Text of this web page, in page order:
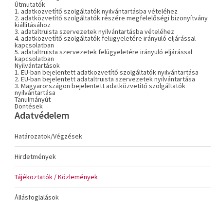
Útmutatók
1. adatközvetítő szolgáltatók nyilvántartásba vételéhez
2. adatközvetítő szolgáltatók részére megfelelőségi bizonyítvány
kiállításához
3. adataltruista szervezetek nyilvántartásba vételéhez
4. adatközvetítő szolgáltatók felügyeletére irányuló eljárással
kapcsolatban
5. adataltruista szervezetek felügyeletére irányuló eljárással
kapcsolatban
Nyilvántartások
1. EU-ban bejelentett adatközvetítő szolgáltatók nyilvántartása
2. EU-ban bejelentett adataltruista szervezetek nyilvántartása
3. Magyarországon bejelentett adatközvetítő szolgáltatók
nyilvántartása
Tanulmányút
Döntések
Adatvédelem
Határozatok/Végzések
Hirdetmények
Tájékoztatók / Közlemények
Állásfoglalások